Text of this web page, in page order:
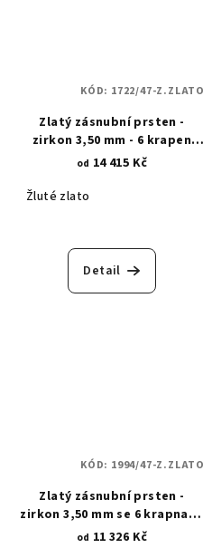
Zlatý zásnubní prsten -
zirkon 3,50 mm - 6 krapen
1722
od 14 415 Kč
Žluté zlato
Detail
KÓD: 1722/47-Z.ZLATO
Zlatý zásnubní prsten -
zirkon 3,50 mm se 6 krapnami
1994
od 11 326 Kč
KÓD: 1994/47-Z.ZLATO